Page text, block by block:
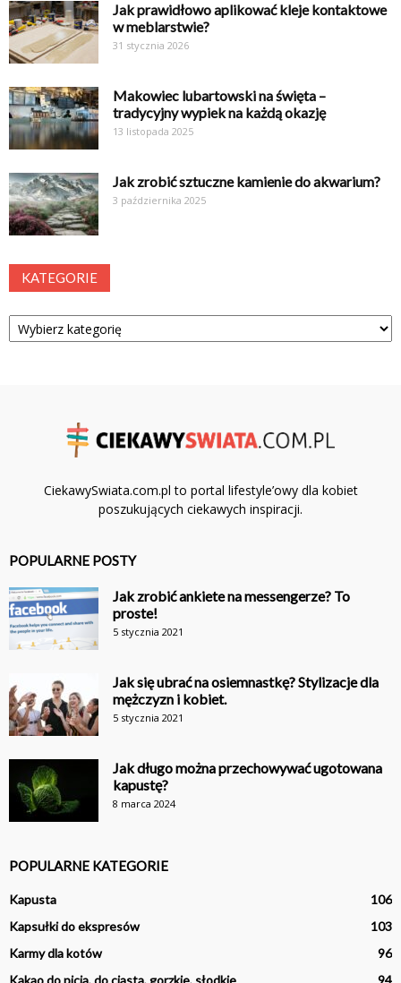
Jak prawidłowo aplikować kleje kontaktowe
w meblarstwie?
31 stycznia 2026
Makowiec lubartowski na święta –
tradycyjny wypiek na każdą okazję
13 listopada 2025
Jak zrobić sztuczne kamienie do akwarium?
3 października 2025
KATEGORIE
Kategorie
CiekawySwiata.com.pl to portal lifestyle’owy dla kobiet
poszukujących ciekawych inspiracji.
POPULARNE POSTY
Jak zrobić ankiete na messengerze? To
proste!
5 stycznia 2021
Jak się ubrać na osiemnastkę? Stylizacje dla
mężczyzn i kobiet.
5 stycznia 2021
Jak długo można przechowywać ugotowana
kapustę?
8 marca 2024
POPULARNE KATEGORIE
Kapusta
106
Kapsułki do ekspresów
103
Karmy dla kotów
96